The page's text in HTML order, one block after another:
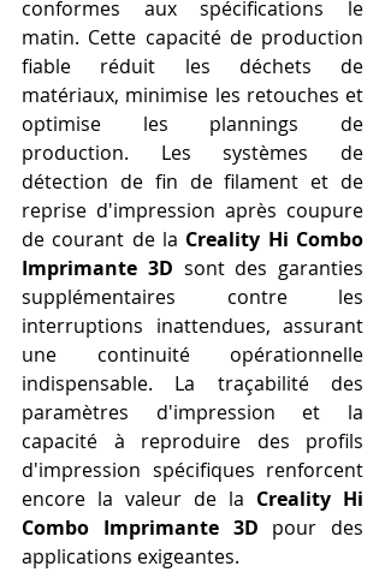
conformes aux spécifications le
matin. Cette capacité de production
fiable réduit les déchets de
matériaux, minimise les retouches et
optimise les plannings de
production. Les systèmes de
détection de fin de filament et de
reprise d'impression après coupure
de courant de la Creality Hi Combo
Imprimante 3D sont des garanties
supplémentaires contre les
interruptions inattendues, assurant
une continuité opérationnelle
indispensable. La traçabilité des
paramètres d'impression et la
capacité à reproduire des profils
d'impression spécifiques renforcent
encore la valeur de la Creality Hi
Combo Imprimante 3D pour des
applications exigeantes.